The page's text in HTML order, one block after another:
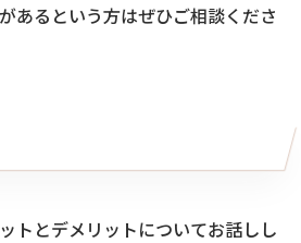
あるという方はぜひご相談くださ
トとデメリットについてお話しし